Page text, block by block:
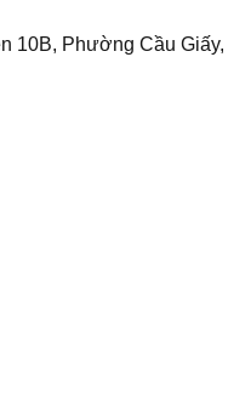
10B, Phường Cầu Giấy,